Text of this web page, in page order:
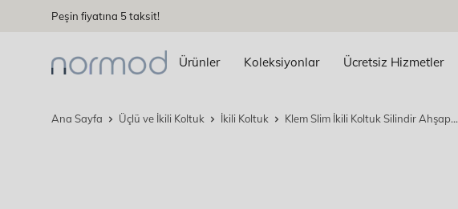
Peşin fiyatına 5 taksit!
Ürünler Koleksiyonlar Ücretsiz Hizmetler
Ana Sayfa Üçlü ve İkili Koltuk İkili Koltuk Klem Slim İkili Koltuk Silindir Ahşap...